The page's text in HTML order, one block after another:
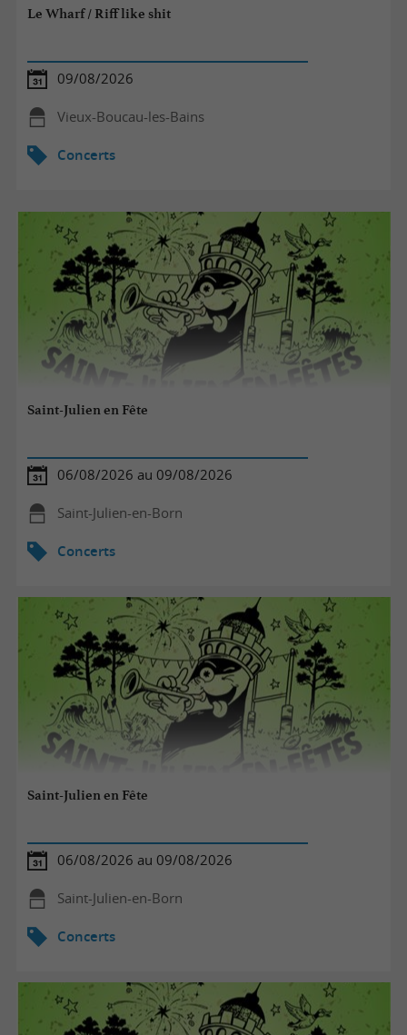
Le Wharf / Riff like shit
09/08/2026
Vieux-Boucau-les-Bains
Concerts
Saint-Julien en Fête
06/08/2026 au 09/08/2026
Saint-Julien-en-Born
Concerts
Saint-Julien en Fête
06/08/2026 au 09/08/2026
Saint-Julien-en-Born
Concerts